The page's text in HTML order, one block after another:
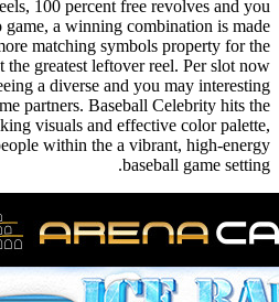
reels, 100 percent free revolves
video game, a winning combination
or more matching symbols
doing at the greatest leftover reel. Per
a diverse and you may
theme partners. Baseball Celebrity
its striking visuals and effective color
people within the a vibrant,
baseball